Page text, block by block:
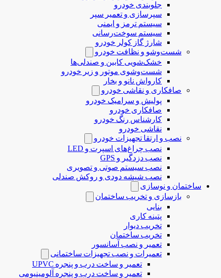
جلوبندی خودرو
سپرسازی و تعمیر سپر
سیستم ترمز و ایمنی
سیستم سوخت‌رسانی
شارژ گاز کولر خودرو
شست‌وشو و نظافت خودرو
خشک‌شویی کابین و صندلی‌ها
شست‌وشوی موتور و زیر خودرو
کارواش نانو و بخار
صافکاری و نقاشی خودرو
پولیش و سرامیک خودرو
صافکاری خودرو
کارشناس رنگ خودرو
نقاشی خودرو
نصب و ارتقا تجهیزات خودرو
نصب چراغ‌های اسپرت و LED
نصب دزدگیر و GPS
نصب سیستم صوتی و تصویری
نصب شیشه دودی و روکش صندلی
ساختمان و نوسازی
بازسازی و تخریب ساختمان
بنایی
پتینه کاری
تخریب دیوار
تخریب ساختمان
تعمیر و نصب آسانسور
تعمیرات و نصب تجهیزات ساختمانی
تعمیر و ساخت درب و پنجره UPVC
تعمیر و ساخت درب و پنجره آلومینیومی